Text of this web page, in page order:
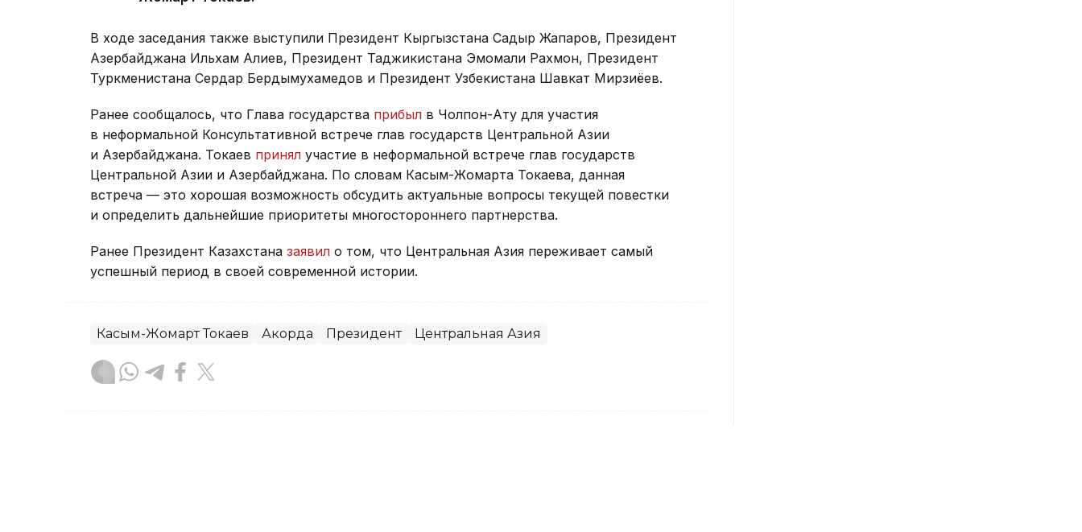
В ходе заседания также выступили Президент Кыргызстана Садыр Жапаров, Президент
Азербайджана Ильхам Алиев, Президент Таджикистана Эмомали Рахмон, Президент
Туркменистана Сердар Бердымухамедов и Президент Узбекистана Шавкат Мирзиёев.
Ранее сообщалось, что Глава государства прибыл в Чолпон-Ату для участия
в неформальной Консультативной встрече глав государств Центральной Азии
и Азербайджана. Токаев принял участие в неформальной встрече глав государств
Центральной Азии и Азербайджана. По словам Касым-Жомарта Токаева, данная
встреча — это хорошая возможность обсудить актуальные вопросы текущей повестки
и определить дальнейшие приоритеты многостороннего партнерства.
Ранее Президент Казахстана заявил о том, что Центральная Азия переживает самый
успешный период в своей современной истории.
Касым-Жомарт Токаев Акорда Президент Центральная Азия